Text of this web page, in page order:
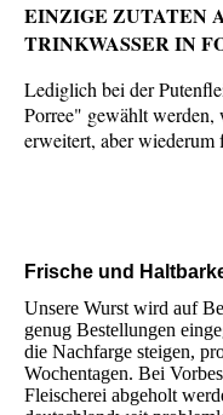
EINZIGE ZUTATEN
TRINKWASSER IN
Lediglich bei der
Porree" gewählt werden,
erweitert, aber
Frische und
Unsere Wurst wird auf
genug Bestellungen
die Nachfarge steigen,
Wochentagen. Bei
Fleischerei abgeholt